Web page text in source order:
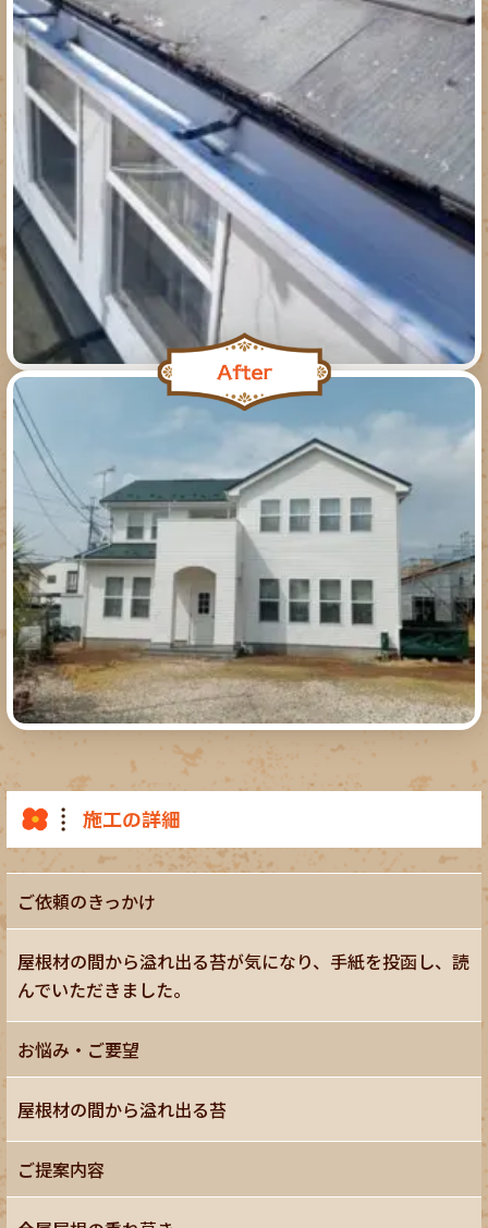
施工の詳細
ご依頼のきっかけ
屋根材の間から溢れ出る苔が気になり、手紙を投函し、読
んでいただきました。
お悩み・ご要望
屋根材の間から溢れ出る苔
ご提案内容